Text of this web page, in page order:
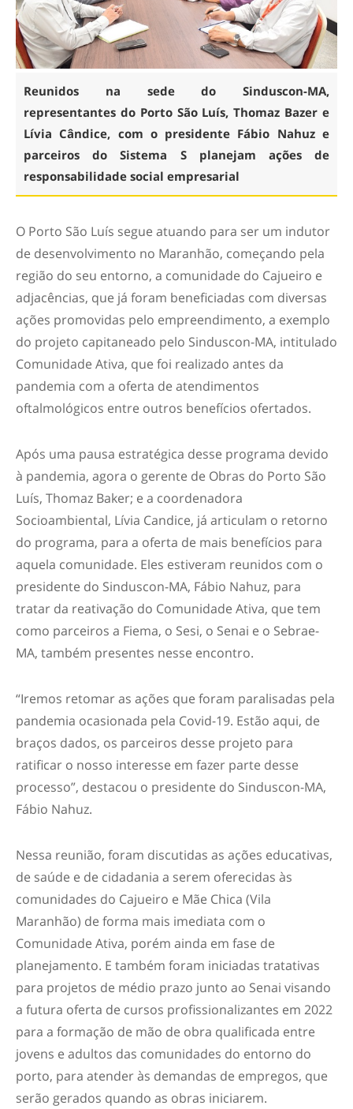
Reunidos na sede do Sinduscon-MA,
representantes do Porto São Luís, Thomaz Bazer e
Lívia Cândice, com o presidente Fábio Nahuz e
parceiros do Sistema S planejam ações de
responsabilidade social empresarial
O Porto São Luís segue atuando para ser um indutor
de desenvolvimento no Maranhão, começando pela
região do seu entorno, a comunidade do Cajueiro e
adjacências, que já foram beneficiadas com diversas
ações promovidas pelo empreendimento, a exemplo
do projeto capitaneado pelo Sinduscon-MA, intitulado
Comunidade Ativa, que foi realizado antes da
pandemia com a oferta de atendimentos
oftalmológicos entre outros benefícios ofertados.
Após uma pausa estratégica desse programa devido
à pandemia, agora o gerente de Obras do Porto São
Luís, Thomaz Baker; e a coordenadora
Socioambiental, Lívia Candice, já articulam o retorno
do programa, para a oferta de mais benefícios para
aquela comunidade. Eles estiveram reunidos com o
presidente do Sinduscon-MA, Fábio Nahuz, para
tratar da reativação do Comunidade Ativa, que tem
como parceiros a Fiema, o Sesi, o Senai e o Sebrae-
MA, também presentes nesse encontro.
“Iremos retomar as ações que foram paralisadas pela
pandemia ocasionada pela Covid-19. Estão aqui, de
braços dados, os parceiros desse projeto para
ratificar o nosso interesse em fazer parte desse
processo”, destacou o presidente do Sinduscon-MA,
Fábio Nahuz.
Nessa reunião, foram discutidas as ações educativas,
de saúde e de cidadania a serem oferecidas às
comunidades do Cajueiro e Mãe Chica (Vila
Maranhão) de forma mais imediata com o
Comunidade Ativa, porém ainda em fase de
planejamento. E também foram iniciadas tratativas
para projetos de médio prazo junto ao Senai visando
a futura oferta de cursos profissionalizantes em 2022
para a formação de mão de obra qualificada entre
jovens e adultos das comunidades do entorno do
porto, para atender às demandas de empregos, que
serão gerados quando as obras iniciarem.